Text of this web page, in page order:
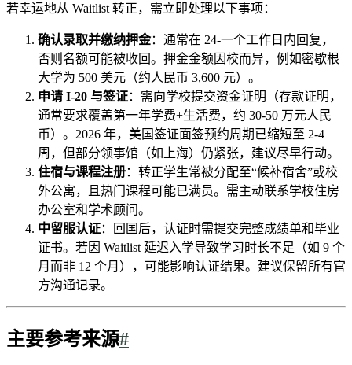
若幸运地从 Waitlist 转正，需立即处理以下事项：
确认录取并缴纳押金：通常在 24-一个工作日内回复，
否则名额可能被收回。押金金额因校而异，例如密歇根
大学为 500 美元（约人民币 3,600 元）。
申请 I-20 与签证：需向学校提交资金证明（存款证明，
通常要求覆盖第一年学费+生活费，约 30-50 万元人民
币）。2026 年，美国签证面签预约周期已缩短至 2-4
周，但部分领事馆（如上海）仍紧张，建议尽早行动。
住宿与课程注册：转正学生常被分配至“候补宿舍”或校
外公寓，且热门课程可能已满员。需主动联系学校住房
办公室和学术顾问。
中留服认证：回国后，认证时需提交完整成绩单和毕业
证书。若因 Waitlist 延迟入学导致学习时长不足（如 9 个
月而非 12 个月），可能影响认证结果。建议保留所有官
方沟通记录。
主要参考来源#